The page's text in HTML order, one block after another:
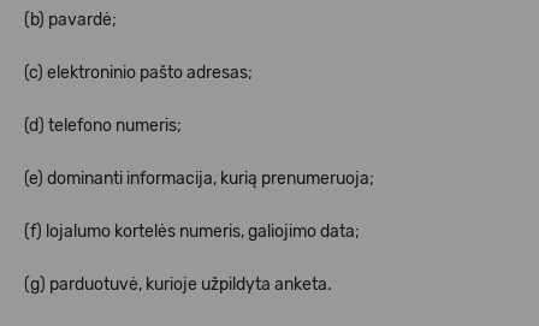
(b) pavardė;
(c) elektroninio pašto adresas;
(d) telefono numeris;
(e) dominanti informacija, kurią prenumeruoja;
(f) lojalumo kortelės numeris, galiojimo data;
(g) parduotuvė, kurioje užpildyta anketa.